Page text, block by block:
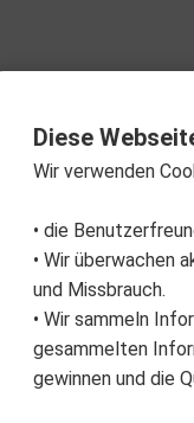
Produkte
auf
Diese
Wir verwenden
• die
• Wir überwachen
und Missbrauch.
• Wir sammeln
gesammelten
gewinnen und die